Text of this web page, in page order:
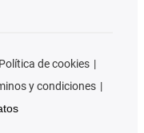
Política de cookies
y condiciones